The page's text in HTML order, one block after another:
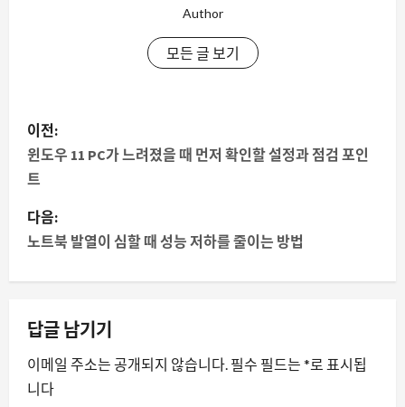
Author
모든 글 보기
게
시
내
비
게
이
션
이전:
윈도우 11 PC가 느려졌을 때 먼저 확인할 설정과 점검 포인
트
다음:
노트북 발열이 심할 때 성능 저하를 줄이는 방법
답글 남기기
이메일 주소는 공개되지 않습니다. 필수 필드는 *로 표시됩
니다